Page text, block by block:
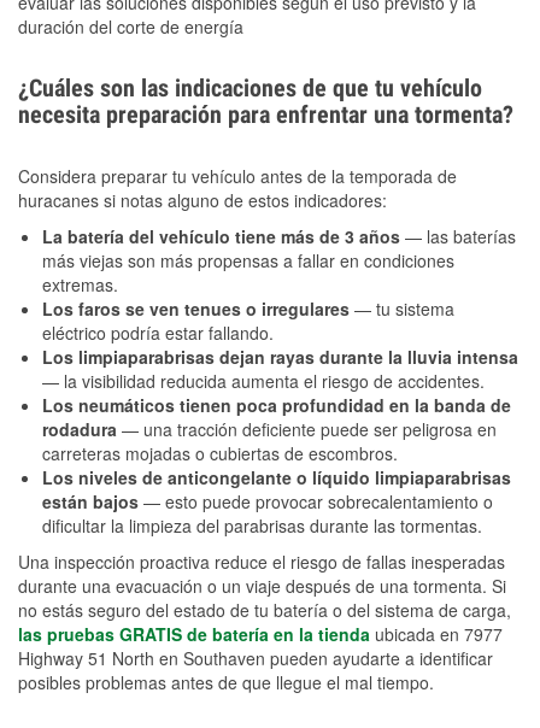
duración del corte de energía
¿Cuáles son las indicaciones de que tu vehículo
necesita preparación para enfrentar una tormenta?
Considera preparar tu vehículo antes de la temporada de
huracanes si notas alguno de estos indicadores:
La batería del vehículo tiene más de 3 años — las baterías
más viejas son más propensas a fallar en condiciones
extremas.
Los faros se ven tenues o irregulares — tu sistema
eléctrico podría estar fallando.
Los limpiaparabrisas dejan rayas durante la lluvia intensa
— la visibilidad reducida aumenta el riesgo de accidentes.
Los neumáticos tienen poca profundidad en la banda de
rodadura — una tracción deficiente puede ser peligrosa en
carreteras mojadas o cubiertas de escombros.
Los niveles de anticongelante o líquido limpiaparabrisas
están bajos — esto puede provocar sobrecalentamiento o
dificultar la limpieza del parabrisas durante las tormentas.
Una inspección proactiva reduce el riesgo de fallas inesperadas
durante una evacuación o un viaje después de una tormenta. Si
no estás seguro del estado de tu batería o del sistema de carga,
las pruebas GRATIS de batería en la tienda ubicada en 7977
Highway 51 North en Southaven pueden ayudarte a identificar
posibles problemas antes de que llegue el mal tiempo.